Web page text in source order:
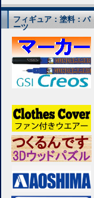
フィギュア：塗料：パ
ーツ